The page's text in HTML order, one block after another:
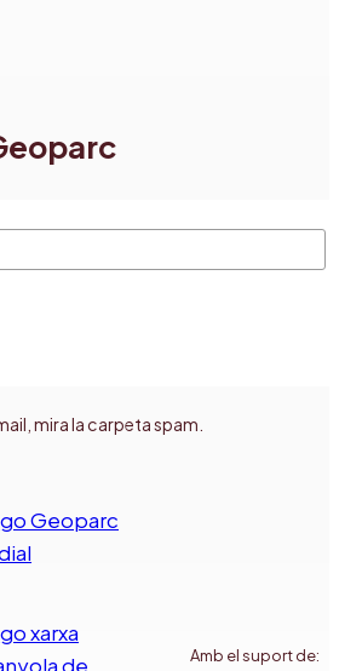
mira la carpeta spam.
Amb el suport de: